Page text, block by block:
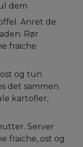
dem.
Anret de
Rør
fraiche
ost og tun
det sammen.
kartofler,
Server
fraiche, ost og